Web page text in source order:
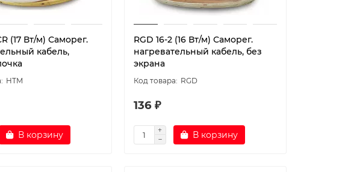
(17 Вт/м) Саморег.
кабель,
HTM
В корзину
RGD 16-2 (16 Вт/м) Саморег.
нагревательный кабель, без
экрана
RGD
136 ₽
В корзину